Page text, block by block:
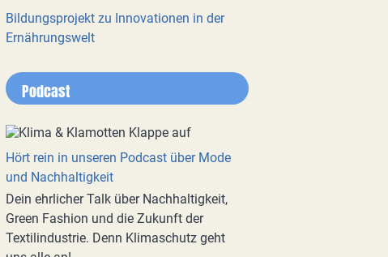
Bildungsprojekt zu Innovationen in der
Ernährungswelt
Podcast
Hört rein in unseren Podcast über Mode
und Nachhaltigkeit
Dein ehrlicher Talk über Nachhaltigkeit,
Green Fashion und die Zukunft der
Textilindustrie. Denn Klimaschutz geht